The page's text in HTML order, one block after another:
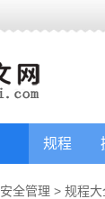
规程
安全管理 > 规程大